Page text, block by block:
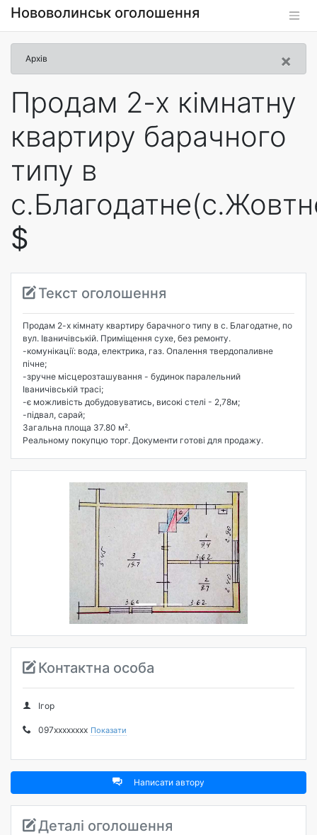
Нововолинськ оголошення
×
Архів
Продам 2-х кімнатну
квартиру барачного
типу в
$
Текст оголошення
Продам 2-х кімнату квартиру барачного типу в с. Благодатне, по
вул. Іваничівській. Приміщення сухе, без ремонту.
-комунікації: вода, електрика, газ. Опалення твердопаливне
пічне;
-зручне місцерозташування - будинок паралельний
Іваничівській трасі;
-є можливість добудовуватись, високі стелі - 2,78м;
-підвал, сарай;
Загальна площа 37.80 м².
Реальному покупцю торг. Документи готові для продажу.
Контактна особа
Ігор
097xxxxxxxx Показати
Написати автору
Деталі оголошення